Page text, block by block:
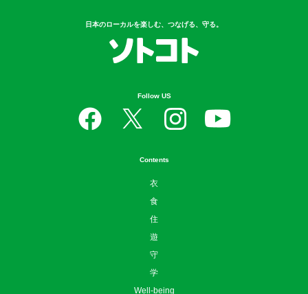
日本のローカルを楽しむ、つなげる、守る。
Follow US
Contents
衣
食
住
遊
守
学
Well-being